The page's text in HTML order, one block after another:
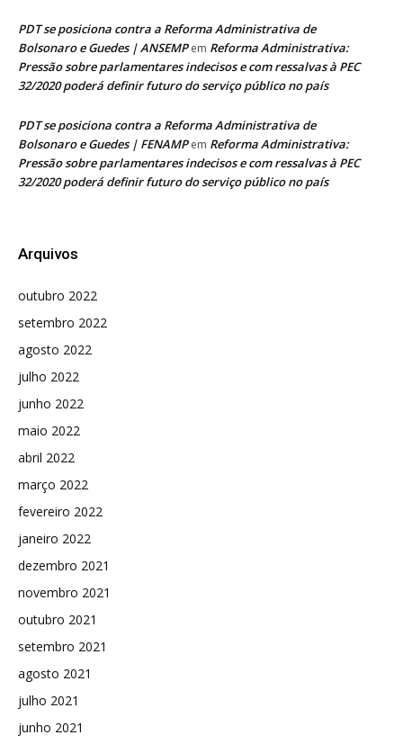
PDT se posiciona contra a Reforma Administrativa de
Bolsonaro e Guedes | ANSEMPem Reforma Administrativa:
Pressão sobre parlamentares indecisos e com ressalvas à PEC
32/2020 poderá definir futuro do serviço público no país
PDT se posiciona contra a Reforma Administrativa de
Bolsonaro e Guedes | FENAMPem Reforma Administrativa:
Pressão sobre parlamentares indecisos e com ressalvas à PEC
32/2020 poderá definir futuro do serviço público no país
Arquivos
outubro 2022
setembro 2022
agosto 2022
julho 2022
junho 2022
maio 2022
abril 2022
março 2022
fevereiro 2022
janeiro 2022
dezembro 2021
novembro 2021
outubro 2021
setembro 2021
agosto 2021
julho 2021
junho 2021